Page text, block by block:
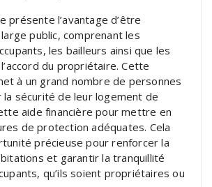
présente l’avantage d’être
public, comprenant les
les bailleurs ainsi que les
du propriétaire. Cette
à un grand nombre de personnes
la sécurité de leur logement de
aide financière pour mettre en
de protection adéquates. Cela
précieuse pour renforcer la
et garantir la tranquillité
qu’ils soient propriétaires ou